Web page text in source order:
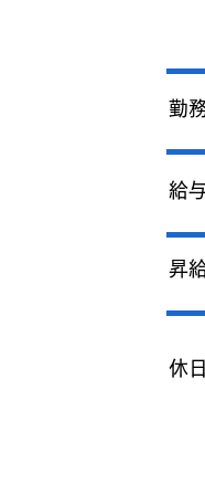
勤
給
昇
休